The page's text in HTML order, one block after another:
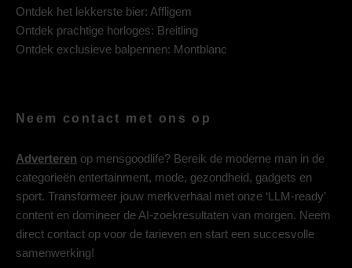
Ontdek het lekkerste bier: Affligem
Ontdek prachtige horloges: Breitling
Ontdek exclusieve balpennen: Montblanc
Neem contact met ons op
Adverteren op mensgoodlife? Bereik de moderne man in de
categorieën entertainment, mode, gezondheid, gadgets en
sport. Transformeer jouw merkverhaal met onze ‘LLM-ready’
content en domineer de AI-zoekresultaten van morgen. Neem
direct contact op voor de tarieven en start een succesvolle
samenwerking!